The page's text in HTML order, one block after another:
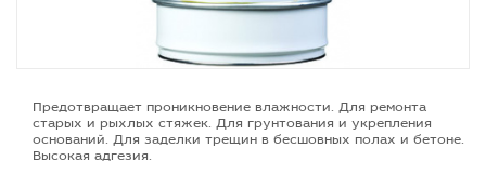
Предотвращает проникновение влажности. Для ремонта
старых и рыхлых стяжек. Для грунтования и укрепления
оснований. Для заделки трещин в бесшовных полах и бетоне.
Высокая адгезия.